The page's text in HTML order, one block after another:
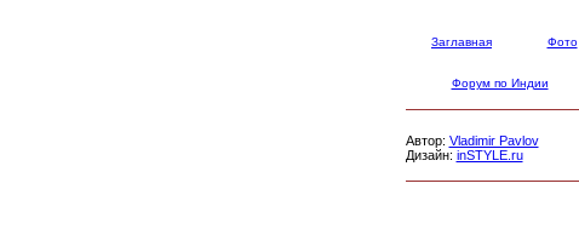
Заглавная Фото
Форум по Индии
Автор: Vladimir Pavlov
Дизайн: inSTYLE.ru